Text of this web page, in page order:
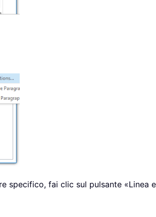
specifico, fai clic sul pulsante «Linea